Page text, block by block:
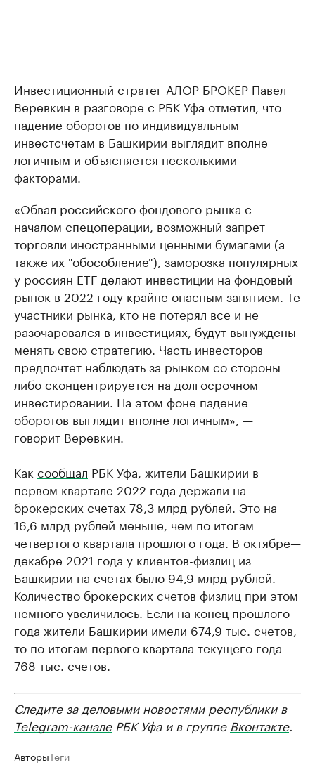
Инвестиционный стратег АЛОР БРОКЕР Павел
Веревкин в разговоре с РБК Уфа отметил, что
падение оборотов по индивидуальным
инвестсчетам в Башкирии выглядит вполне
логичным и объясняется несколькими
факторами.
«Обвал российского фондового рынка с
началом спецоперации, возможный запрет
торговли иностранными ценными бумагами (а
также их "обособление"), заморозка популярных
у россиян ETF делают инвестиции на фондовый
рынок в 2022 году крайне опасным занятием. Те
участники рынка, кто не потерял все и не
разочаровался в инвестициях, будут вынуждены
менять свою стратегию. Часть инвесторов
предпочтет наблюдать за рынком со стороны
либо сконцентрируется на долгосрочном
инвестировании. На этом фоне падение
оборотов выглядит вполне логичным», —
говорит Веревкин.
Как сообщал РБК Уфа, жители Башкирии в
первом квартале 2022 года держали на
брокерских счетах 78,3 млрд рублей. Это на
16,6 млрд рублей меньше, чем по итогам
четвертого квартала прошлого года. В октябре—
декабре 2021 года у клиентов-физлиц из
Башкирии на счетах было 94,9 млрд рублей.
Количество брокерских счетов физлиц при этом
немного увеличилось. Если на конец прошлого
года жители Башкирии имели 674,9 тыс. счетов,
то по итогам первого квартала текущего года —
768 тыс. счетов.
Следите за деловыми новостями республики в
Telegram-каналеРБК Уфа и в группе Вконтакте.
АвторыТеги